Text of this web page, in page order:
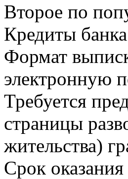
Второе по
Кредиты
Формат
электронную
Требуется
страницы
жительства)
Срок